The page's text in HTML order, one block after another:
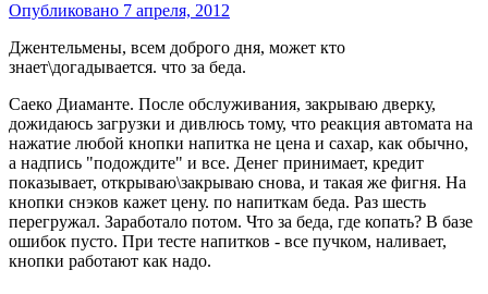
Опубликовано 7 апреля, 2012
Джентельмены, всем доброго дня, может кто
знает\догадывается. что за беда.
Саеко Диаманте. После обслуживания, закрываю дверку,
дожидаюсь загрузки и дивлюсь тому, что реакция автомата на
нажатие любой кнопки напитка не цена и сахар, как обычно,
а надпись "подождите" и все. Денег принимает, кредит
показывает, открываю\закрываю снова, и такая же фигня. На
кнопки снэков кажет цену. по напиткам беда. Раз шесть
перегружал. Заработало потом. Что за беда, где копать? В базе
ошибок пусто. При тесте напитков - все пучком, наливает,
кнопки работают как надо.